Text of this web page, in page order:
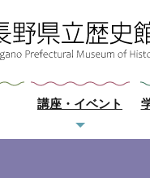
講座・イベント